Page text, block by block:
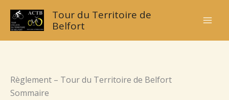
content
Tour du Territoire de
Belfort
Règlement – Tour du Territoire de Belfort
Sommaire